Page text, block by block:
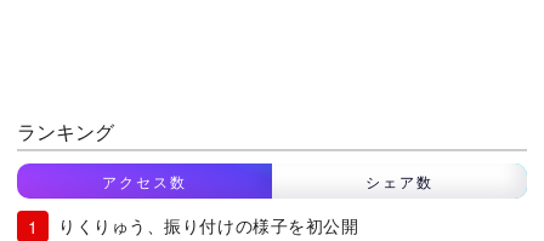
ランキング
アクセス数 シェア数
りくりゅう、振り付けの様子を初公開